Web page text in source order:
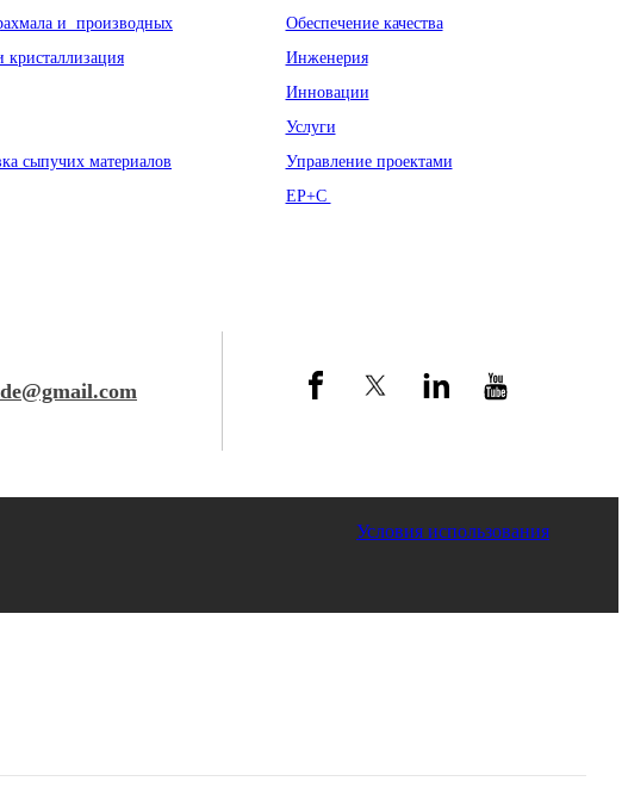
и производных
сыпучих материалов
Обеспечение качества
Инженерия
Инновации
Услуги
Управление проектами
EP+C
Myande Условия использования